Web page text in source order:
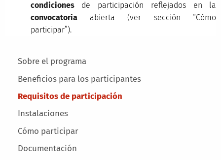
Main menu
Sobre el programa
Beneficios para los participantes
Requisitos de participación
Instalaciones
Cómo participar
Documentación
condicionesde participación reflejados en la
convocatoriaabierta (ver sección “Cómo
participar”).